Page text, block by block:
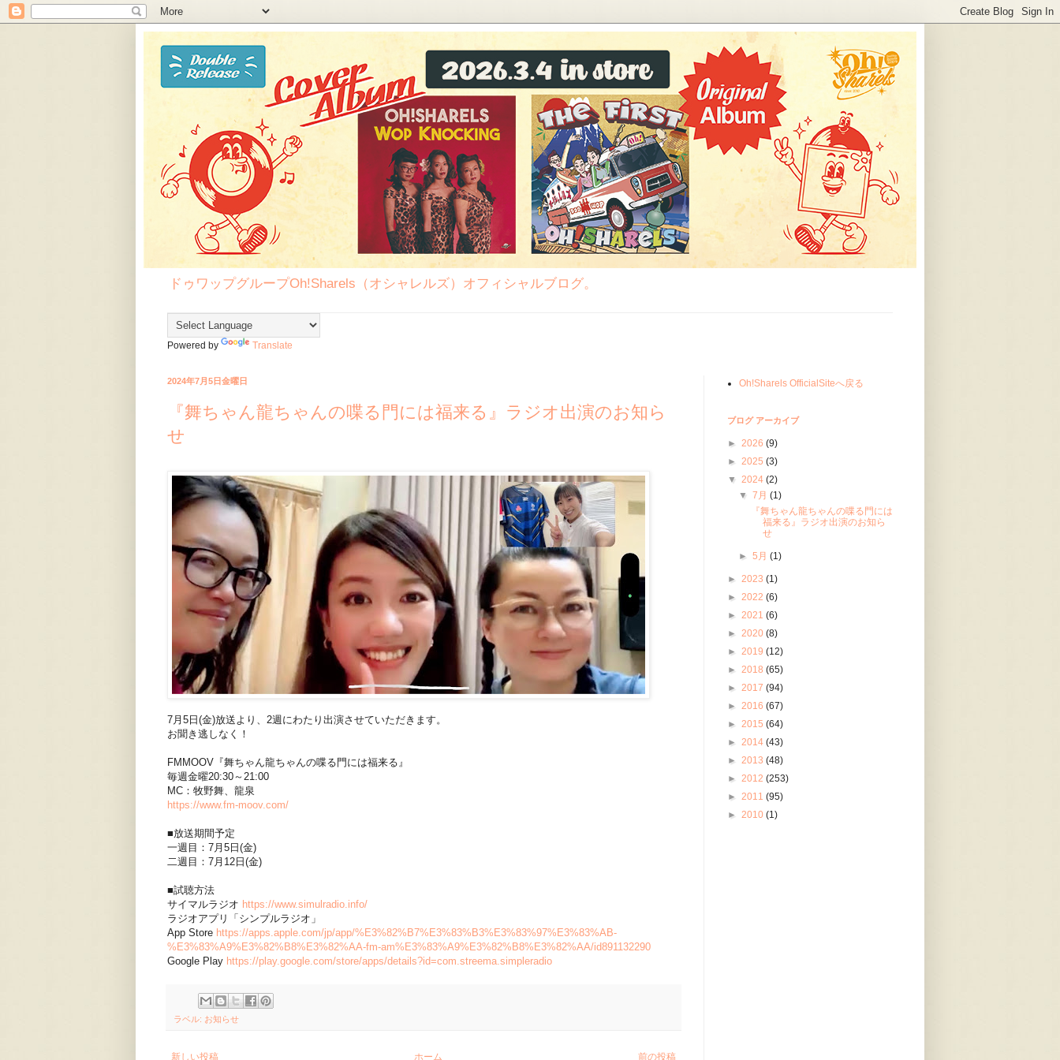
ドゥワップグループOh!Sharels（オシャレルズ）オフィシャルブログ。
Powered by Translate
2024年7月5日金曜日
『舞ちゃん龍ちゃんの喋る門には福来る』ラジオ出演のお知ら
せ
7月5日(金)放送より、2週にわたり出演させていただきます。
お聞き逃しなく！
FMMOOV『舞ちゃん龍ちゃんの喋る門には福来る』
毎週金曜20:30～21:00
MC：牧野舞、龍泉
https://www.fm-moov.com/
■放送期間予定
一週目：7月5日(金)
二週目：7月12日(金)
■試聴方法
サイマルラジオ https://www.simulradio.info/
ラジオアプリ「シンプルラジオ」
App Store https://apps.apple.com/jp/app/%E3%82%B7%E3%83%B3%E3%83%97%E3%83%AB-
%E3%83%A9%E3%82%B8%E3%82%AA-fm-am%E3%83%A9%E3%82%B8%E3%82%AA/id891132290
Google Play https://play.google.com/store/apps/details?id=com.streema.simpleradio
ラベル: お知らせ
新しい投稿 前の投稿
ホーム
Oh!Sharels OfficialSiteへ戻る
ブログ アーカイブ
► 2026 (9)
► 2025 (3)
▼ 2024 (2)
▼7月(1)
『舞ちゃん龍ちゃんの喋る門には
福来る』ラジオ出演のお知ら
せ
►5月(1)
► 2023 (1)
► 2022 (6)
► 2021 (6)
► 2020 (8)
► 2019 (12)
► 2018 (65)
► 2017 (94)
► 2016 (67)
► 2015 (64)
► 2014 (43)
► 2013 (48)
► 2012 (253)
► 2011 (95)
► 2010 (1)